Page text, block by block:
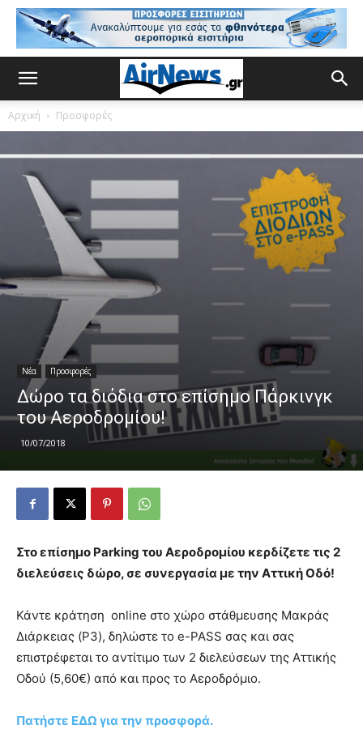
Αρχική Προσφορές
Νέα Προσφορές
Δώρο τα διόδια στο επίσημο Πάρκινγκ
του Αεροδρομίου!
10/07/2018
Στο επίσημο Parking του Αεροδρομίου κερδίζετε τις 2
διελεύσεις δώρο, σε συνεργασία με την Αττική Οδό!
Κάντε κράτηση online στο χώρο στάθμευσης Μακράς
Διάρκειας (P3), δηλώστε το e-PASS σας και σας
επιστρέφεται το αντίτιμο των 2 διελεύσεων της Αττικής
Οδού (5,60€) από και προς το Αεροδρόμιο.
Πατήστε ΕΔΩ για την προσφορά.